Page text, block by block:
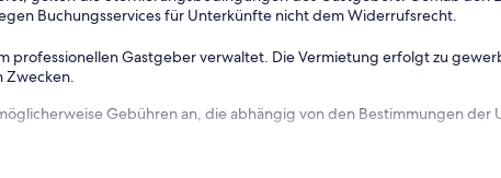
per night will be collected upon check-in, not included in the daily rate.
charge of $125.00. Only dogs allowed l Pet weight limit: 40
are similar but may have small differences.
Buchungsservices für Unterkünfte nicht dem Widerrufsrecht.
professionellen Gastgeber verwaltet. Die Vermietung erfolgt zu
Zwecken.
Gebühren an, die abhängig von den Bestimmungen der